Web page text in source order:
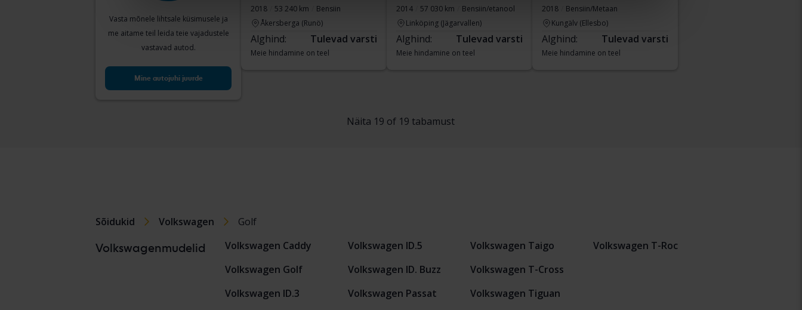
Vasta mõnele lihtsale küsimusele ja
me aitame teil leida teie vajadustele
vastavad autod.
Mine autojuhi juurde
2018
53 240 km
Bensiin
Åkersberga (Runö)
Alghind: Tulevad varsti
Meie hindamine on teel
2014
57 030 km
Bensiin/etanool
Linköping (Jägarvallen)
Alghind: Tulevad varsti
Meie hindamine on teel
2018
Bensiin/Metaan
Kungälv (Ellesbo)
Alghind: Tulevad varsti
Meie hindamine on teel
Näita 19 of 19 tabamust
Sõidukid Volkswagen Golf
Volkswagenmudelid
Volkswagen Caddy
Volkswagen Golf
Volkswagen ID.3
Volkswagen ID.5
Volkswagen ID. Buzz
Volkswagen Passat
Volkswagen Taigo
Volkswagen T-Cross
Volkswagen Tiguan
Volkswagen T-Roc